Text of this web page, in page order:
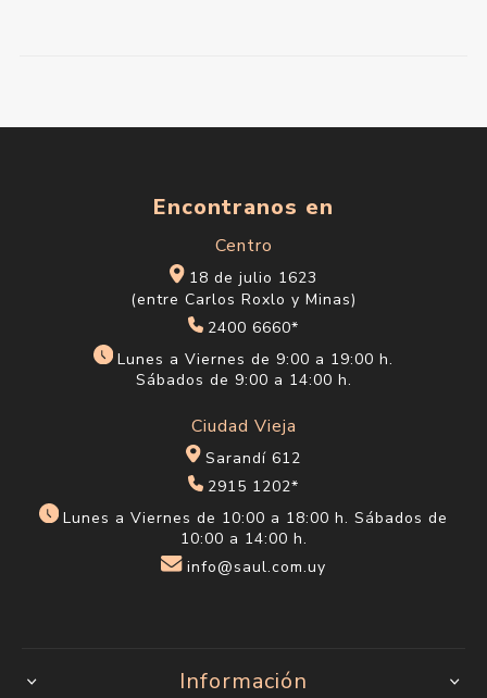
Encontranos en
Centro
18 de julio 1623
(entre Carlos Roxlo y Minas)
2400 6660*
Lunes a Viernes de 9:00 a 19:00 h.
Sábados de 9:00 a 14:00 h.
Ciudad Vieja
Sarandí 612
2915 1202*
Lunes a Viernes de 10:00 a 18:00 h. Sábados de
10:00 a 14:00 h.
info@saul.com.uy
Información